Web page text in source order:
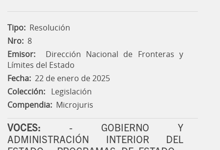
Tipo: Resolución
Nro: 8
Emisor: Dirección Nacional de Fronteras y
Límites del Estado
Fecha: 22 de enero de 2025
Colección: Legislación
Compendia: Microjuris
VOCES: - GOBIERNO Y
ADMINISTRACIÓN INTERIOR DEL